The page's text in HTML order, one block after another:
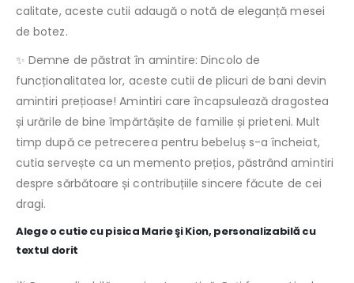
calitate, aceste cutii adaugă o notă de eleganță mesei
de botez.
✨ Demne de păstrat în amintire: Dincolo de
funcționalitatea lor, aceste cutii de plicuri de bani devin
amintiri prețioase! Amintiri care încapsulează dragostea
și urările de bine împărtășite de familie și prieteni. Mult
timp după ce petrecerea pentru bebeluș s-a încheiat,
cutia servește ca un memento prețios, păstrând amintiri
despre sărbătoare și contribuțiile sincere făcute de cei
dragi.
Alege o cutie cu pisica Marie şi Kion, personalizabilă cu
textul dorit